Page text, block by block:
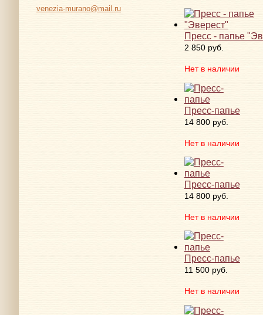
venezia-murano@mail.ru
Пресс - папье
2 850 руб.
Нет в наличии
Пресс-папье
14 800 руб.
Нет в наличии
Пресс-папье
14 800 руб.
Нет в наличии
Пресс-папье
11 500 руб.
Нет в наличии